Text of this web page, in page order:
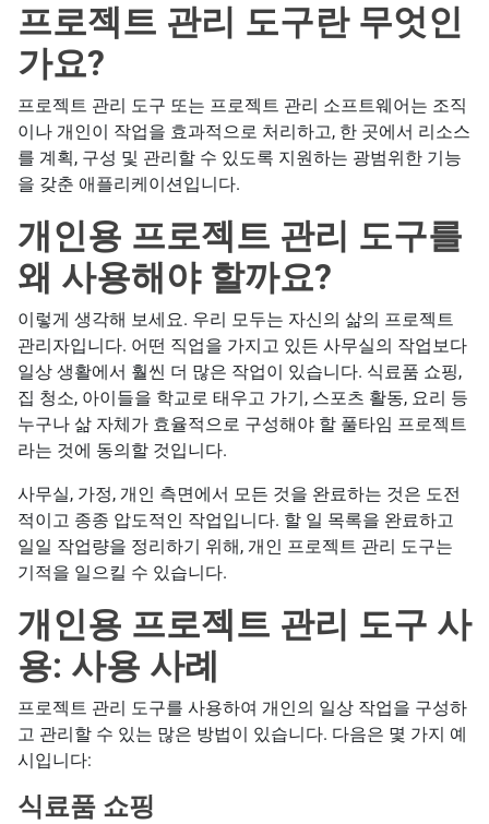
프로젝트 관리 도구란 무엇인
가요?
프로젝트 관리 도구 또는 프로젝트 관리 소프트웨어는 조직
이나 개인이 작업을 효과적으로 처리하고, 한 곳에서 리소스
를 계획, 구성 및 관리할 수 있도록 지원하는 광범위한 기능
을 갖춘 애플리케이션입니다.
개인용 프로젝트 관리 도구를
왜 사용해야 할까요?
이렇게 생각해 보세요. 우리 모두는 자신의 삶의 프로젝트
관리자입니다. 어떤 직업을 가지고 있든 사무실의 작업보다
일상 생활에서 훨씬 더 많은 작업이 있습니다. 식료품 쇼핑,
집 청소, 아이들을 학교로 태우고 가기, 스포츠 활동, 요리 등
누구나 삶 자체가 효율적으로 구성해야 할 풀타임 프로젝트
라는 것에 동의할 것입니다.
사무실, 가정, 개인 측면에서 모든 것을 완료하는 것은 도전
적이고 종종 압도적인 작업입니다. 할 일 목록을 완료하고
일일 작업량을 정리하기 위해, 개인 프로젝트 관리 도구는
기적을 일으킬 수 있습니다.
개인용 프로젝트 관리 도구 사
용: 사용 사례
프로젝트 관리 도구를 사용하여 개인의 일상 작업을 구성하
고 관리할 수 있는 많은 방법이 있습니다. 다음은 몇 가지 예
시입니다:
식료품 쇼핑